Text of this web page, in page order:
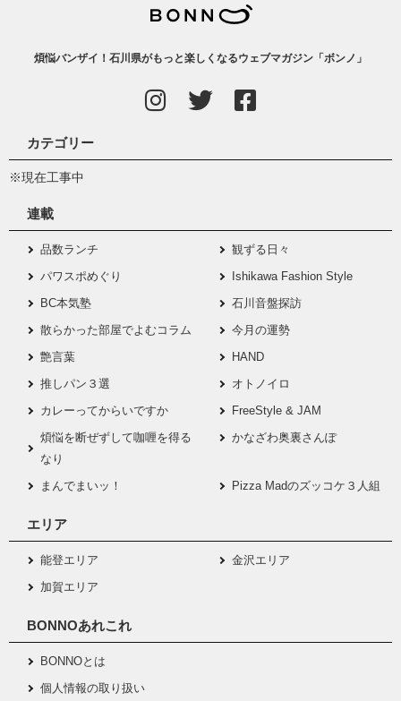
煩悩バンザイ！石川県がもっと楽しくなるウェブマガジン「ボンノ」
カテゴリー
※現在工事中
連載
品数ランチ
観ずる日々
パワスポめぐり
Ishikawa Fashion Style
BC本気塾
石川音盤探訪
散らかった部屋でよむコラム
今月の運勢
艶言葉
HAND
推しパン３選
オトノイロ
カレーってからいですか
FreeStyle & JAM
煩悩を断ぜずして咖喱を得る
なり
かなざわ奥裏さんぽ
まんでまいッ！ Pizza Madのズッコケ３人組
エリア
能登エリア
金沢エリア
加賀エリア
BONNOあれこれ
BONNOとは
個人情報の取り扱い